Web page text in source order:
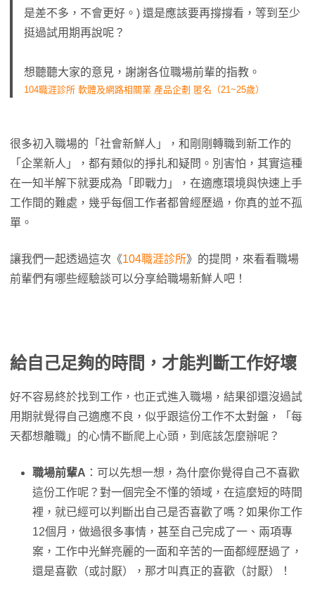
是差不多，不會更好。) 還是應該要再撐撐看，等到至少
挺過試用期再說呢？
想聽聽大家的意見，謝謝各位職場前輩的指教。
104職涯診所 軟體及網路相關業 產品企劃 匿名（21~25歲）
很多初入職場的「社會新鮮人」，和剛剛轉職到新工作的
「企業新人」，都有類似的掙扎和疑問。別害怕，其實這種
在一知半解下就要成為「即戰力」，在適應環境與快速上手
工作間的難處，幾乎每個工作者都曾經歷過，你真的並不孤
單。
讓我們一起透過這次《104職涯診所》的提問，來看看職場
前輩們有哪些經驗談可以分享給職場新鮮人吧！
給自己足夠的時間，才能判斷工作好壞
好不容易終於找到工作，也正式進入職場，結果卻還沒過試
用期就覺得自己適應不良，似乎跟這份工作不太對盤，「每
天都想離職」的心情不斷爬上心頭，到底該怎麼辦呢？
職場前輩A ：可以先想一想，為什麼你覺得自己不喜歡
這份工作呢？對一個完全不懂的領域，在這麼短的時間
裡，就已經可以判斷出自己是否喜歡了嗎？如果你工作
12個月，做過很多事情，甚至自己完成了一、兩項專
案，工作中光鮮亮麗的一面和辛苦的一面都經歷過了，
還是喜歡（或討厭），那才叫真正的喜歡（討厭）！